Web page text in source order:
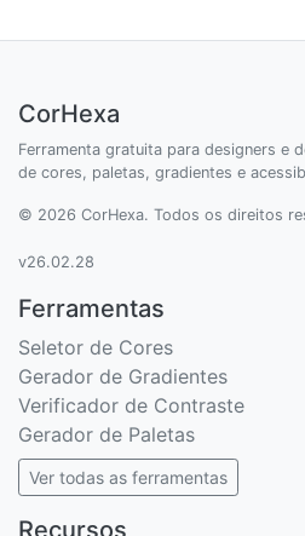
CorHexa
Ferramenta gratuita para designers e
de cores, paletas, gradientes e
© 2026 CorHexa. Todos os direitos
v26.02.28
Ferramentas
Seletor de Cores
Gerador de Gradientes
Verificador de Contraste
Gerador de Paletas
Ver todas as ferramentas
Recursos